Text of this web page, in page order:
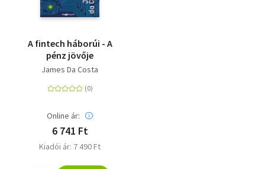
A fintech háborúi - A
pénz jövője
James Da Costa
Online ár:
6 741 Ft
Kiadói ár: 7 490 Ft